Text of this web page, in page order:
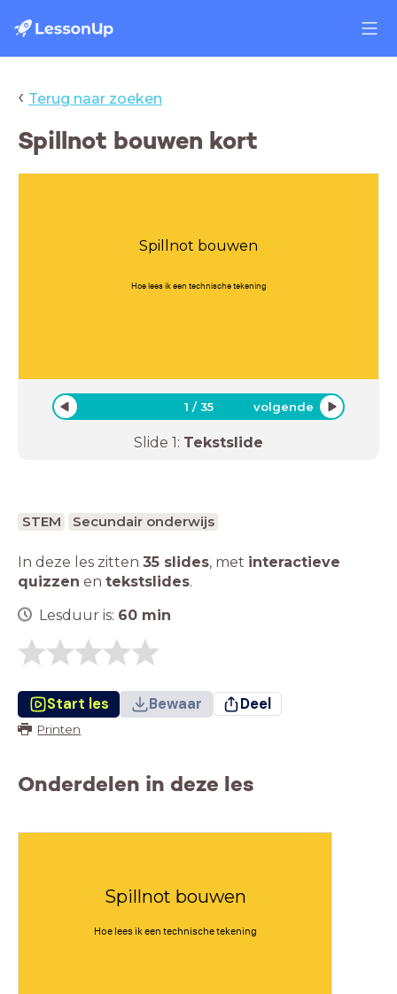
‹ Terug naar zoeken
Spillnot bouwen kort
Spillnot bouwen
Hoe lees ik een technische tekening
1 /35 volgende
Slide 1: Tekstslide
STEM Secundair onderwijs
In deze les zitten 35 slides, met interactieve
quizzen en tekstslides.
Lesduur is: 60 min
Start les Bewaar Deel
Printen
Onderdelen in deze les
Spillnot bouwen
Hoe lees ik een technische tekening